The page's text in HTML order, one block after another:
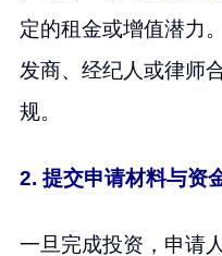
定的租金或增值潜力
发商、经纪人或律师
规。
2. 提交申请材料与资
一旦完成投资，申请